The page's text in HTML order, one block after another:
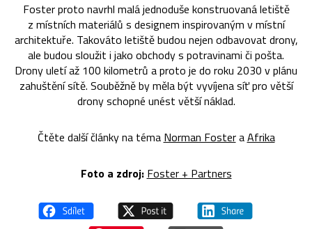
Foster proto navrhl malá jednoduše konstruovaná letiště
z místních materiálů s designem inspirovaným v místní
architektuře. Takováto letiště budou nejen odbavovat drony,
ale budou sloužit i jako obchody s potravinami či pošta.
Drony uletí až 100 kilometrů a proto je do roku 2030 v plánu
zahuštění sítě. Souběžně by měla být vyvíjena síť pro větší
drony schopné unést větší náklad.
Čtěte další články na téma Norman FosteraAfrika
Foto a zdroj: Foster + Partners